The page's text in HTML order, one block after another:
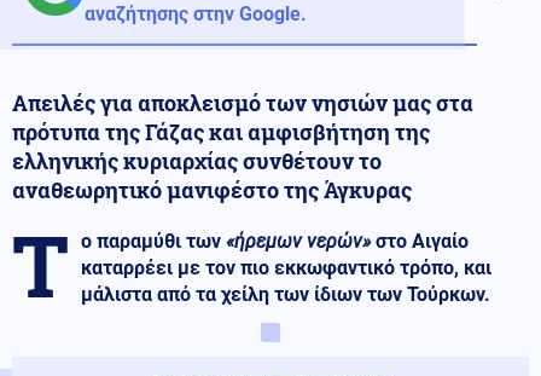
αναζήτησης στην Google.
Απειλές για αποκλεισμό των νησιών μας στα
πρότυπα της Γάζας και αμφισβήτηση της
ελληνικής κυριαρχίας συνθέτουν το
αναθεωρητικό μανιφέστο της Άγκυρας
Τ ο παραμύθι των «ήρεμων νερών»στο Αιγαίο
καταρρέει με τον πιο εκκωφαντικό τρόπο, και
μάλιστα από τα χείλη των ίδιων των Τούρκων.